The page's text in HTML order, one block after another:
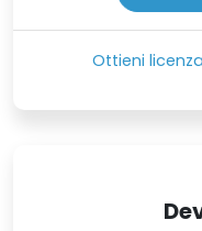
Ottieni